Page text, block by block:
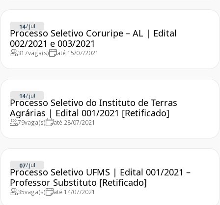
14/ jul
Processo Seletivo Coruripe – AL | Edital
002/2021 e 003/2021
317vaga(s) até 15/07/2021
14/ jul
Processo Seletivo do Instituto de Terras
Agrárias | Edital 001/2021 [Retificado]
79vaga(s) até 28/07/2021
07/ jul
Processo Seletivo UFMS | Edital 001/2021 –
Professor Substituto [Retificado]
35vaga(s) até 14/07/2021